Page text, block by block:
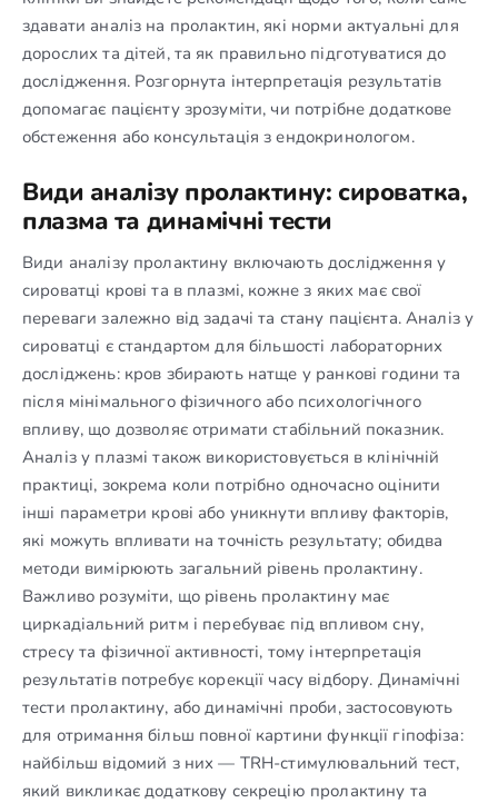
здавати аналіз на пролактин, які норми актуальні для
дорослих та дітей, та як правильно підготуватися до
дослідження. Розгорнута інтерпретація результатів
допомагає пацієнту зрозуміти, чи потрібне додаткове
обстеження або консультація з ендокринологом.
Види аналізу пролактину: сироватка,
плазма та динамічні тести
Види аналізу пролактину включають дослідження у
сироватці крові та в плазмі, кожне з яких має свої
переваги залежно від задачі та стану пацієнта. Аналіз у
сироватці є стандартом для більшості лабораторних
досліджень: кров збирають натще у ранкові години та
після мінімального фізичного або психологічного
впливу, що дозволяє отримати стабільний показник.
Аналіз у плазмі також використовується в клінічній
практиці, зокрема коли потрібно одночасно оцінити
інші параметри крові або уникнути впливу факторів,
які можуть впливати на точність результату; обидва
методи вимірюють загальний рівень пролактину.
Важливо розуміти, що рівень пролактину має
циркадіальний ритм і перебуває під впливом сну,
стресу та фізичної активності, тому інтерпретація
результатів потребує корекції часу відбору. Динамічні
тести пролактину, або динамічні проби, застосовують
для отримання більш повної картини функції гіпофіза:
найбільш відомий з них — TRH-стимулювальний тест,
який викликає додаткову секрецію пролактину та